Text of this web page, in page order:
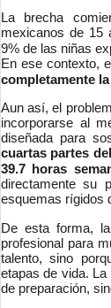
La brecha
mexicanos de 15
9% de las niñas
En ese contexto,
completamente
Aun así, el
incorporarse al
diseñada para
cuartas partes
39.7 horas
directamente su
esquemas rígidos
De esta forma,
profesional para
talento, sino
etapas de vida.
de preparación,